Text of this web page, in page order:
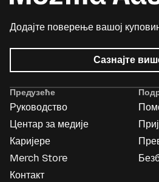
Додајте поверење вашој
Сазнајте
Предузеће
Руководство
Центар за медије
Каријере
Merch Store
Контакт